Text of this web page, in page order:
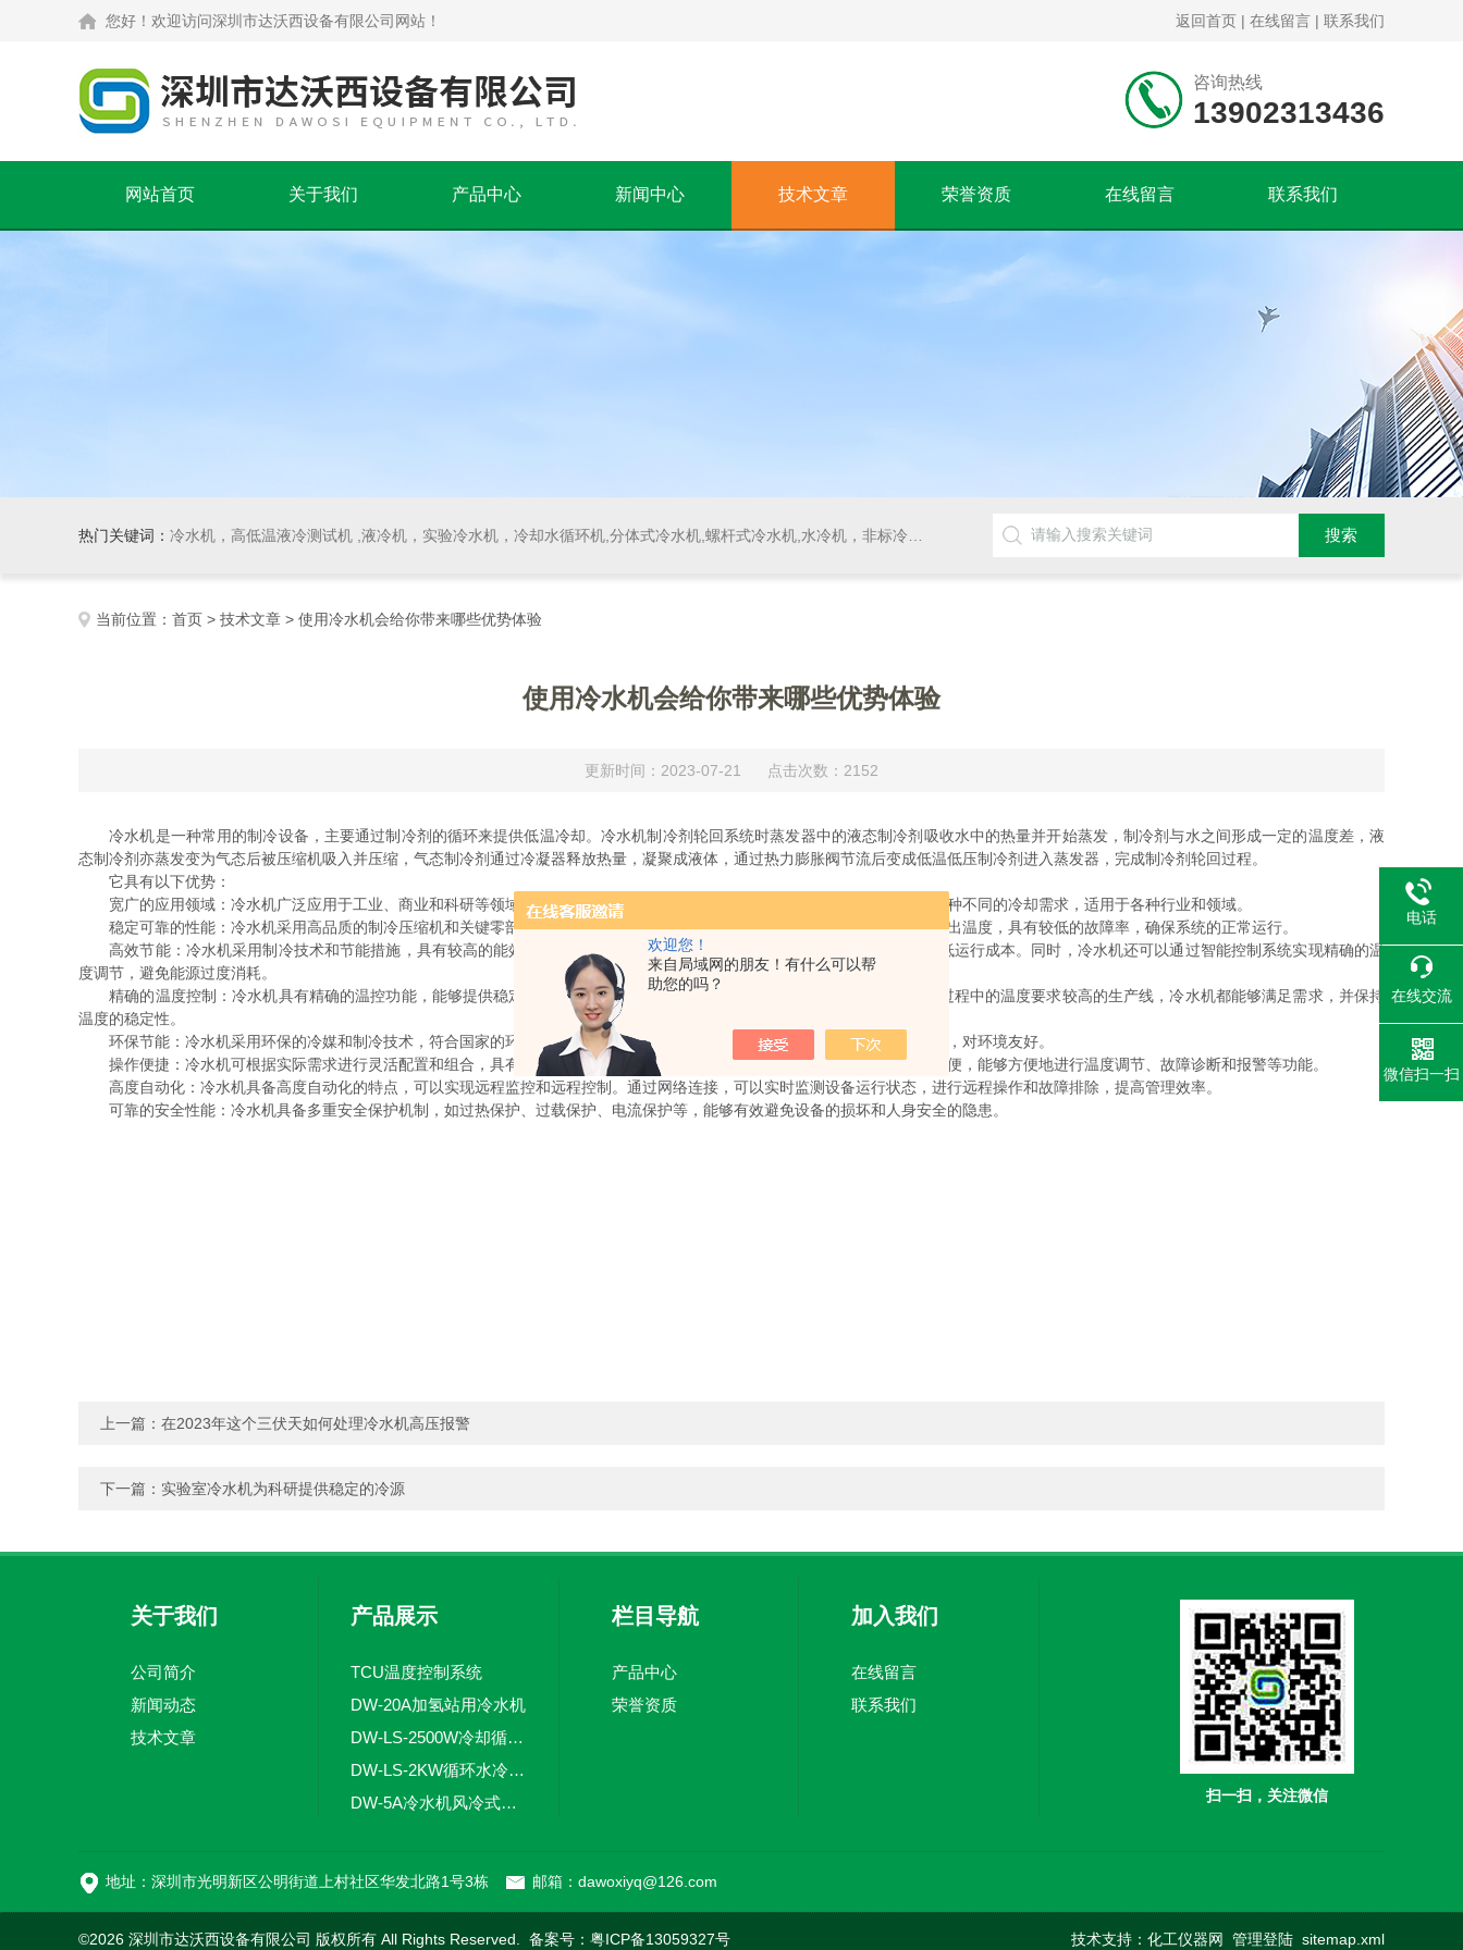
欢迎您！
来自局域网的朋友！有什么可以帮
助您的吗？
您好！欢迎访问深圳市达沃西设备有限公司网站！ 返回首页 | 在线留言 | 联系我们
咨询热线
13902313436
网站首页 关于我们 产品中心 新闻中心 技术文章 荣誉资质 在线留言 联系我们
热门关键词： 冷水机，高低温液冷测试机 ,液冷机，实验冷水机，冷却水循环机,分体式冷水机,螺杆式冷水机,水冷机，非标冷水机
当前位置： 首页 > 技术文章 > 使用冷水机会给你带来哪些优势体验
使用冷水机会给你带来哪些优势体验
更新时间：2023-07-21 点击次数：2152
冷水机是一种常用的制冷设备，主要通过制冷剂的循环来提供低温冷却。冷水机制冷剂轮回系统时蒸发器中的液态制冷剂吸收水中的热量并开始蒸发，制冷剂与水之间形成一定的温度差，液
态制冷剂亦蒸发变为气态后被压缩机吸入并压缩，气态制冷剂通过冷凝器释放热量，凝聚成液体，通过热力膨胀阀节流后变成低温低压制冷剂进入蒸发器，完成制冷剂轮回过程。
它具有以下优势：
宽广的应用领域：冷水机广泛应用于工业、商业和科研等领域，可用于制冷、冷却、空调以及冷库等多个场景。它可以满足各种不同的冷却需求，适用于各种行业和领域。
稳定可靠的性能：冷水机采用高品质的制冷压缩机和关键零部件，具有稳定可靠的性能。它能够在长时间运行中保持恒定的输出温度，具有较低的故障率，确保系统的正常运行。
高效节能：冷水机采用制冷技术和节能措施，具有较高的能效比。它可以有效地将能源转化为制冷能力，减少能源浪费，降低运行成本。同时，冷水机还可以通过智能控制系统实现精确的温
度调节，避免能源过度消耗。
精确的温度控制：冷水机具有精确的温控功能，能够提供稳定的低温冷却效果。无论是需要恒温的实验室设备，还是对工艺过程中的温度要求较高的生产线，冷水机都能够满足需求，并保持
温度的稳定性。
环保节能：冷水机采用环保的冷媒和制冷技术，符合国家的环保标准和法规。它能够降低温室气体排放，减少对大气层的破坏，对环境友好。
操作便捷：冷水机可根据实际需求进行灵活配置和组合，具有模块化设计，易于安装和维护。它配备了智能控制系统，操作简便，能够方便地进行温度调节、故障诊断和报警等功能。
高度自动化：冷水机具备高度自动化的特点，可以实现远程监控和远程控制。通过网络连接，可以实时监测设备运行状态，进行远程操作和故障排除，提高管理效率。
可靠的安全性能：冷水机具备多重安全保护机制，如过热保护、过载保护、电流保护等，能够有效避免设备的损坏和人身安全的隐患。
上一篇： 在2023年这个三伏天如何处理冷水机高压报警
下一篇： 实验室冷水机为科研提供稳定的冷源
关于我们
公司简介
新闻动态
技术文章
产品展示
TCU温度控制系统
DW-20A加氢站用冷水机
DW-LS-2500W冷却循环水系统
DW-LS-2KW循环水冷却系统
DW-5A冷水机风冷式冷水机
栏目导航
产品中心
荣誉资质
加入我们
在线留言
联系我们
扫一扫，关注微信
地址：深圳市光明新区公明街道上村社区华发北路1号3栋 邮箱：dawoxiyq@126.com
©2026 深圳市达沃西设备有限公司 版权所有 All Rights Reserved. 备案号： 粤ICP备13059327号 技术支持： 化工仪器网 管理登陆 sitemap.xml
电话
在线交流
微信扫一扫